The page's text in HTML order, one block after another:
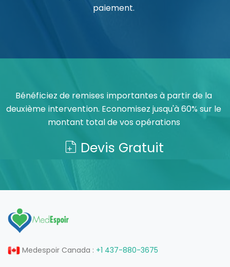
paiement.
Bénéficiez de remises importantes à partir de la
deuxième intervention. Economisez jusqu'à 60% sur le
montant total de vos opérations
Devis Gratuit
Medespoir Canada : +1 437-880-3675